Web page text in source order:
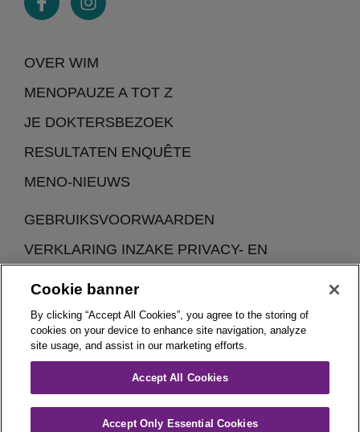
OVER WIM
MENOPAUZE A TOT Z
JE DOKTERSBEZOEK
RESULTATEN ENQUÊTE
MENO-NIEUWS
GEBRUIKSVOORWAARDEN
VERKLARING INZAKE PRIVACY- EN
Woman In Menopause (WIM) is een initiatief van Theramex
België.
Cookie banner
By clicking “Accept All Cookies”, you agree to the storing of
cookies on your device to enhance site navigation, analyze
site usage, and assist in our marketing efforts.
Accept All Cookies
Accept Only Essential Cookies